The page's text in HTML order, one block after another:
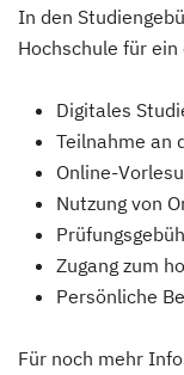
In den
Hochschule für
Digitales
Teilnahme an
Online-
Nutzung von
Zugang zum
Persönliche
Für noch mehr